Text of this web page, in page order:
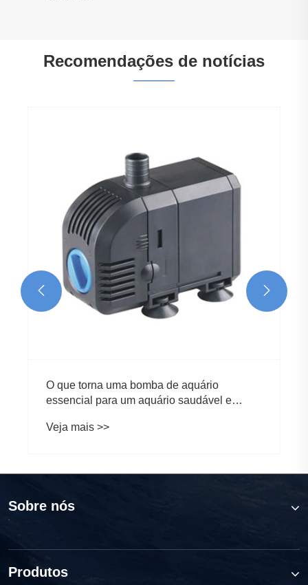
Recomendações de notícias
O que torna uma bomba de aquário
essencial para um aquário saudável e
Veja mais >>
 
Sobre nós
Produtos